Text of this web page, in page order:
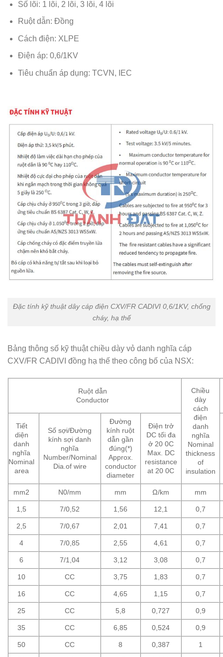
Số lõi: 1 lõi, 2 lõi, 3 lõi, 4 lõi
Ruột dẫn: Đồng
Cách điện: XLPE
Điện áp: 0,6/1KV
Tiêu chuẩn áp dụng: TCVN, IEC
Đặc tính kỹ thuật dây cáp điện CXV/FR CADIVI 0,6/1KV, chống
cháy, hạ thế
Bảng thông số kỹ thuật chiều dày vỏ danh nghĩa cáp
CXV/FR CADIVI đồng hạ thế theo công bố của NSX:
Ruột dẫn
Conductor
Chiều
dày
cách
điện
danh
nghĩa
Nominal
thickness
of
insulation
Tiết
diện
danh
nghĩa
Nominal
area
Số sợi/Đường
kính sợi danh
nghĩa
Number/Nominal
Dia.of wire
Đường
kính ruột
dẫn gần
đúng(*)
Approx.
conductor
diameter
Điện trở
DC tối đa
ở 20 0C
Max. DC
resistance
at 20 0C
mm2 N0/mm mm Ω/km mm
1,5 7/0,52 1,56 12,1 0,7
2,5 7/0,67 2,01 7,41 0,7
4 7/0,85 2,55 4,61 0,7
6 7/1,04 3,12 3,08 0,7
10 CC 3,75 1,83 0,7
16 CC 4,65 1,15 0,7
25 CC 5,8 0,727 0,9
35 CC 6,85 0,524 0,9
50 CC 8 0,387 1